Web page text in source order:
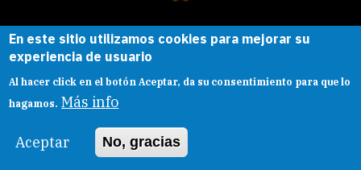
Esta obra está bajo una
Creative Commons
Reconocimiento-
CompartirIgual |
En este sitio utilizamos cookies para mejorar su
experiencia de usuario
Al hacer click en el botón Aceptar, da su consentimiento para que lo
hagamos. Más info
Aceptar No, gracias